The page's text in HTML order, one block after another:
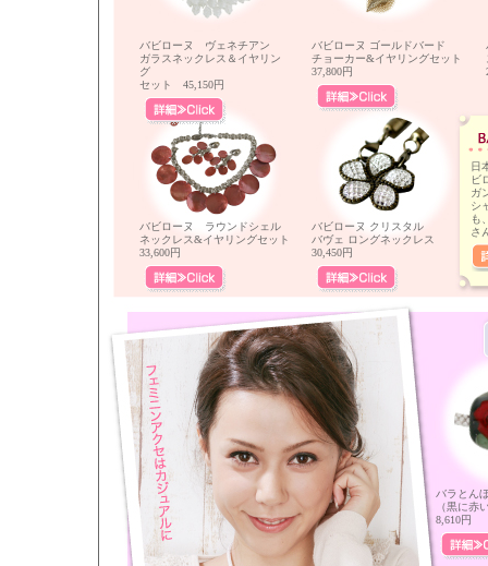
バビローヌ ヴェネチアン
ガラスネックレス＆イヤリン
グ
セット 45,150円
バビローヌ ゴールドバード
チョーカー&イヤリングセット
37,800円
バビローヌ ラウンドシェル
ネックレス&イヤリングセット
33,600円
バビローヌ クリスタル
バヴェ ロングネックレス
30,450円
日
ビ
ガ
シ
も
さ
バラとん
（黒に赤
8,610円